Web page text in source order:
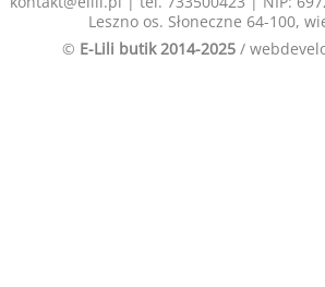
Leszno os. Słoneczne 64-100,
© E-Lili butik 2014-2025 /